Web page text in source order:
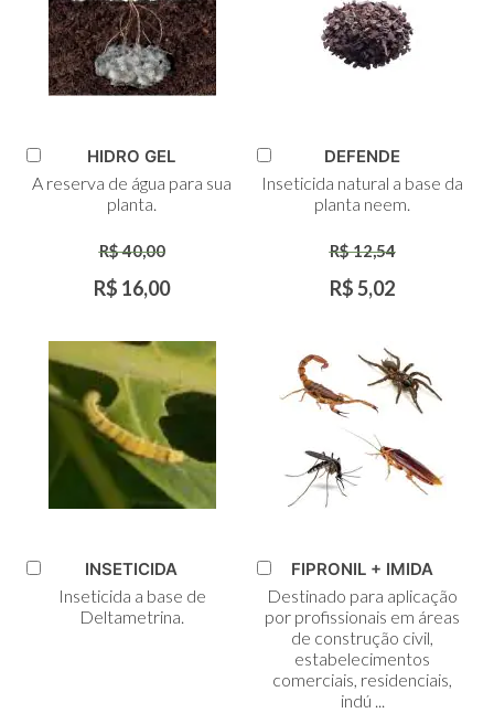
ao
HIDRO GEL
A reserva de água para sua
planta.
R$ 40,00
R$ 16,00
ao
Carrinho
DEFENDE
Inseticida natural a base da
planta neem.
R$ 12,54
R$ 5,02
Carrinho
INSETICIDA
Inseticida a base de
Deltametrina.
ao
Carrinho
FIPRONIL + IMIDA
Destinado para aplicação
por profissionais em áreas
de construção civil,
estabelecimentos
comerciais, residenciais,
indú ...